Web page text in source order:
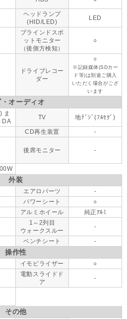
ヘッドランプ
(HID/LED)
LED
ブラインドスポ
ットモニター
（後側方検知）
○
ドライブレコー
ダー
○
※記録媒体(SDカー
ド等)は別途ご購入
いただく場合がござ
います
オーディオ
ま
DA
TV 地ﾃﾞｼﾞ(ﾌﾙｾｸﾞ)
CD再生装置
-
後席モニター -
外装
エアロパーツ
-
パワーシート
○
アルミホイール 純正ｱﾙﾐ
1⇔2列目
ウォークスルー
-
ベンチシート -
操作性
イモビライザー
○
電動スライドド
ア
-
その他